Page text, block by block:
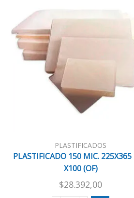
PLASTIFICADOS
PLASTIFICADO 150 MIC.
X100 (OF)
$28.392,00